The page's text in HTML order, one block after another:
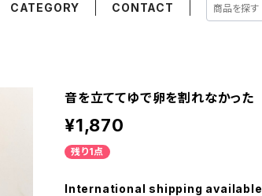
CATEGORY CONTACT
音を立ててゆで卵を割れなかった
¥1,870
残り1点
International shipping available